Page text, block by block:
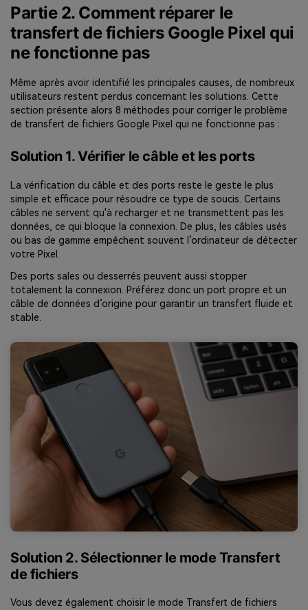
Partie 2. Comment réparer le
transfert de fichiers Google Pixel qui
ne fonctionne pas
Même après avoir identifié les principales causes, de nombreux
utilisateurs restent perdus concernant les solutions. Cette
section présente alors 8 méthodes pour corriger le problème
de transfert de fichiers Google Pixel qui ne fonctionne pas :
Solution 1. Vérifier le câble et les ports
La vérification du câble et des ports reste le geste le plus
simple et efficace pour résoudre ce type de soucis. Certains
câbles ne servent qu'à recharger et ne transmettent pas les
données, ce qui bloque la connexion. De plus, les câbles usés
ou bas de gamme empêchent souvent l’ordinateur de détecter
votre Pixel.
Des ports sales ou desserrés peuvent aussi stopper
totalement la connexion. Préférez donc un port propre et un
câble de données d’origine pour garantir un transfert fluide et
stable.
Solution 2. Sélectionner le mode Transfert
de fichiers
Vous devez également choisir le mode Transfert de fichiers